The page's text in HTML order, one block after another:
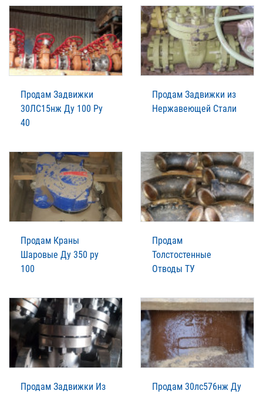
Продам Задвижки
30ЛС15нж Ду 100 Ру
40
Продам Задвижки из
Нержавеющей Стали
Продам Краны
Шаровые Ду 350 ру
100
Продам
Толстостенные
Отводы ТУ
Продам Задвижки Из
Продам 30лс576нж Ду